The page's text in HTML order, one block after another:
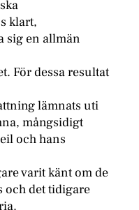
klart,
sig en allmän
För dessa resultat
lämnats uti
mångsidigt
och hans
varit känt om de
och det tidigare